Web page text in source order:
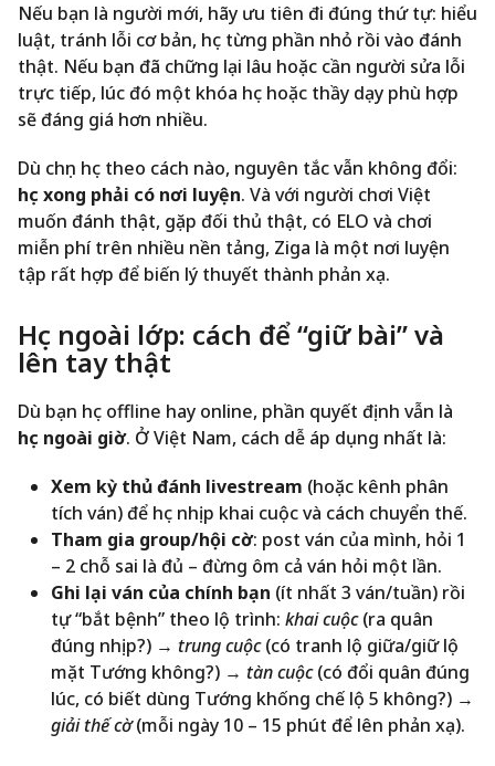
Nếu bạn là người mới, hãy ưu tiên đi đúng thứ tự: hiểu
luật, tránh lỗi cơ bản, học từng phần nhỏ rồi vào đánh
thật. Nếu bạn đã chững lại lâu hoặc cần người sửa lỗi
trực tiếp, lúc đó một khóa học hoặc thầy dạy phù hợp
sẽ đáng giá hơn nhiều.
Dù chọn học theo cách nào, nguyên tắc vẫn không đổi:
học xong phải có nơi luyện. Và với người chơi Việt
muốn đánh thật, gặp đối thủ thật, có ELO và chơi
miễn phí trên nhiều nền tảng, Ziga là một nơi luyện
tập rất hợp để biến lý thuyết thành phản xạ.
Học ngoài lớp: cách để “giữ bài” và
lên tay thật
Dù bạn học offline hay online, phần quyết định vẫn là
học ngoài giờ. Ở Việt Nam, cách dễ áp dụng nhất là:
Xem kỳ thủ đánh livestream (hoặc kênh phân
tích ván) để học nhịp khai cuộc và cách chuyển thế.
Tham gia group/hội cờ: post ván của mình, hỏi 1
– 2 chỗ sai là đủ – đừng ôm cả ván hỏi một lần.
Ghi lại ván của chính bạn (ít nhất 3 ván/tuần) rồi
tự “bắt bệnh” theo lộ trình: khai cuộc(ra quân
đúng nhịp?) → trung cuộc(có tranh lộ giữa/giữ lộ
mặt Tướng không?) → tàn cuộc(có đổi quân đúng
lúc, có biết dùng Tướng khống chế lộ 5 không?) →
giải thế cờ(mỗi ngày 10 – 15 phút để lên phản xạ).